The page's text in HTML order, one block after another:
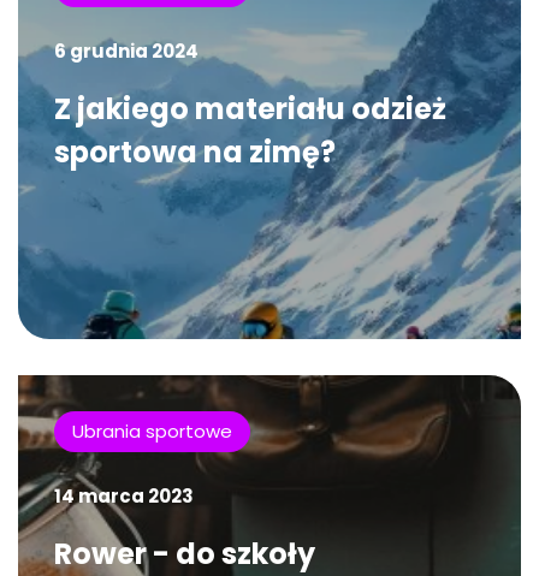
6 grudnia 2024
Z jakiego materiału odzież
sportowa na zimę?
Ubrania sportowe
14 marca 2023
Rower - do szkoły